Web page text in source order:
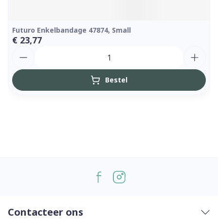
Futuro Enkelbandage 47874, Small
€ 23,77
Bestel
Contacteer ons